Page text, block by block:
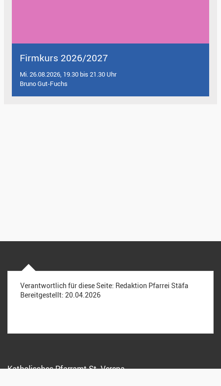
Firmkurs 2026/2027
Mi. 26.08.2026, 19.30 bis 21.30 Uhr
Bruno Gut-Fuchs
Katholisches Pfarramt St. Verena
Verantwortlich für diese Seite: Redaktion Pfarrei Stäfa
Bereitgestellt: 20.04.2026